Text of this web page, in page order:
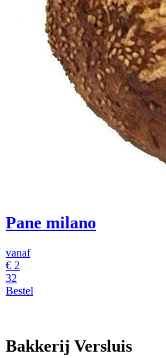
Pane milano
vanaf
€ 2
32
Bestel
Bakkerij Versluis